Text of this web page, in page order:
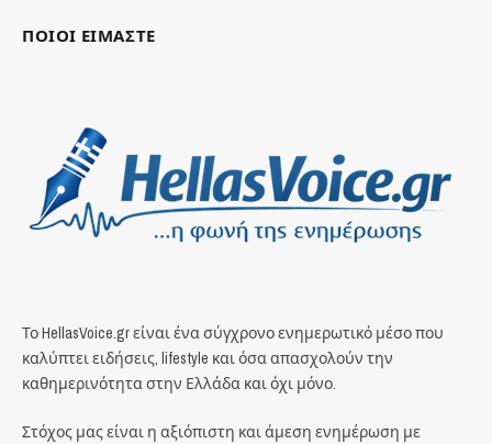
ΠΟΙΟΙ ΕΙΜΑΣΤΕ
Το HellasVoice.gr είναι ένα σύγχρονο ενημερωτικό μέσο που
καλύπτει ειδήσεις, lifestyle και όσα απασχολούν την
καθημερινότητα στην Ελλάδα και όχι μόνο.
Στόχος μας είναι η αξιόπιστη και άμεση ενημέρωση με